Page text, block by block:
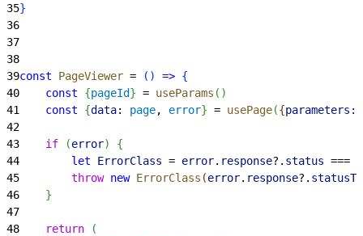
35}
36
37
38
39const PageViewer = ( ) => {
40
    const
{pageId} = useParams ( )
41
    const
{data: page, error} = usePage({parameters:
42
43
    if
(error)
{
44
        let
ErrorClass = error. response?. status ===
45
        throw
new ErrorClass (error. response?.
46
}
47
48
    return
(